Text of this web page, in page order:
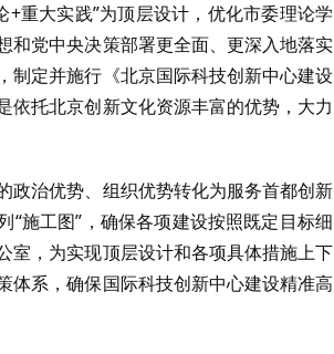
重大实践”为顶层设计，优化市委理论学
和党中央决策部署更全面、更深入地落实
制定并施行《北京国际科技创新中心建设
依托北京创新文化资源丰富的优势，大力
政治优势、组织优势转化为服务首都创新
“施工图”，确保各项建设按照既定目标细
室，为实现顶层设计和各项具体措施上下
体系，确保国际科技创新中心建设精准高